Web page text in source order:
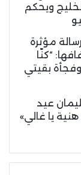
ويحكم
مؤثرة
“كنّا
بقيتي
عيد
يا غالي»